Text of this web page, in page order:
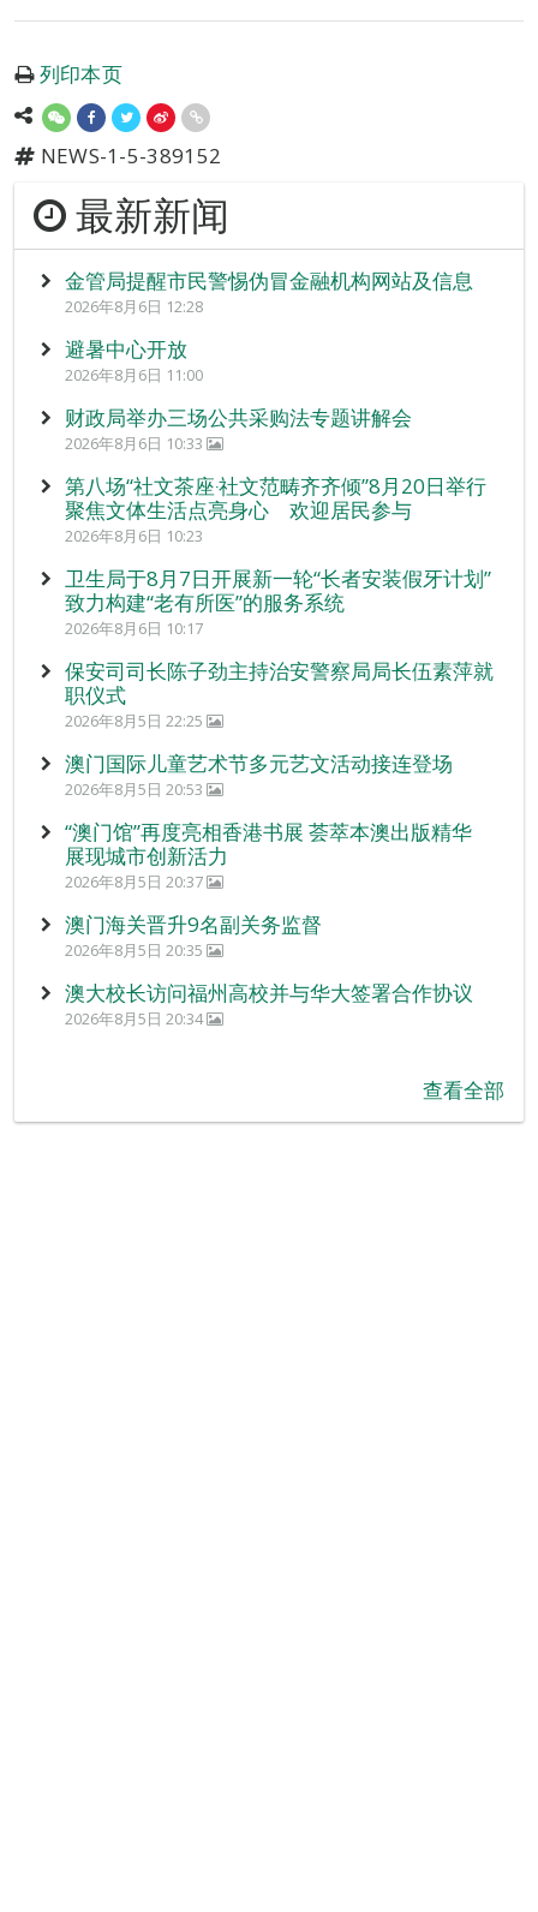
列印本页
NEWS-1-5-389152
最新新闻
金管局提醒市民警惕伪冒金融机构网站及信息
2026年8月6日 12:28
避暑中心开放
2026年8月6日 11:00
财政局举办三场公共采购法专题讲解会
2026年8月6日 10:33
第八场“社文茶座‧社文范畴齐齐倾”8月20日举行
聚焦文体生活点亮身心 欢迎居民参与
2026年8月6日 10:23
卫生局于8月7日开展新一轮“长者安装假牙计划”
致力构建“老有所医”的服务系统
2026年8月6日 10:17
保安司司长陈子劲主持治安警察局局长伍素萍就
职仪式
2026年8月5日 22:25
澳门国际儿童艺术节多元艺文活动接连登场
2026年8月5日 20:53
“澳门馆”再度亮相香港书展 荟萃本澳出版精华
展现城市创新活力
2026年8月5日 20:37
澳门海关晋升9名副关务监督
2026年8月5日 20:35
澳大校长访问福州高校并与华大签署合作协议
2026年8月5日 20:34
查看全部